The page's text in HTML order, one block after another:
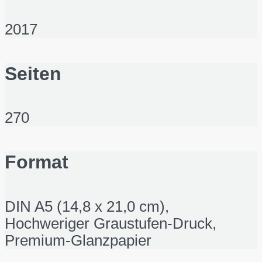
2017
Seiten
270
Format
DIN A5 (14,8 x 21,0 cm),
Hochweriger Graustufen-Druck,
Premium-Glanzpapier